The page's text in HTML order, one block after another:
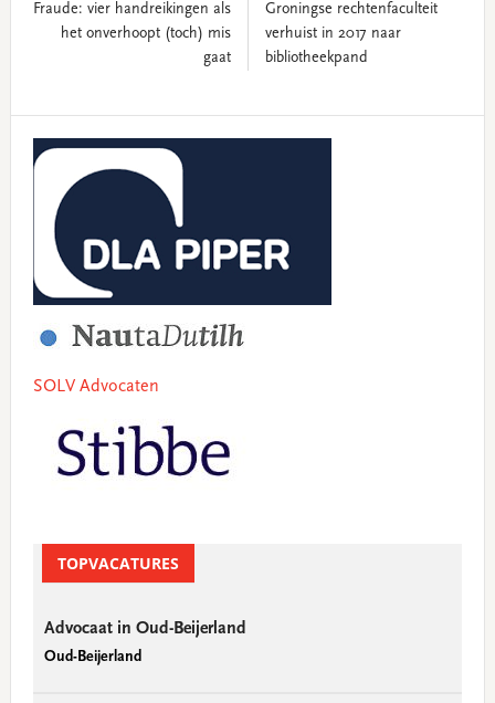
Fraude: vier handreikingen als
het onverhoopt (toch) mis
gaat
Groningse rechtenfaculteit
verhuist in 2017 naar
bibliotheekpand
Sidebar
SOLV Advocaten
TOPVACATURES
Advocaat in Oud-Beijerland
Oud-Beijerland